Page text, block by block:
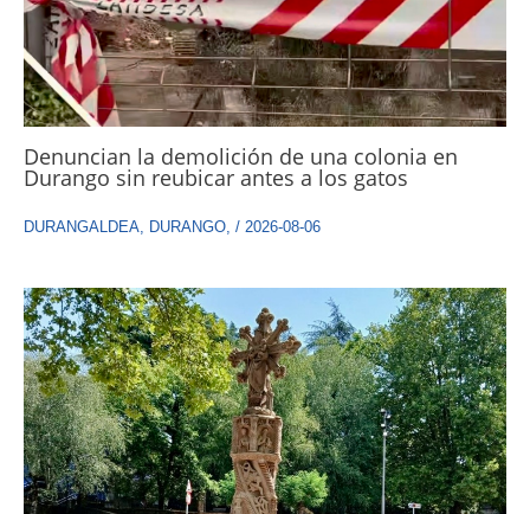
Denuncian la demolición de una colonia en
Durango sin reubicar antes a los gatos
DURANGALDEA, DURANGO, / 2026-08-06